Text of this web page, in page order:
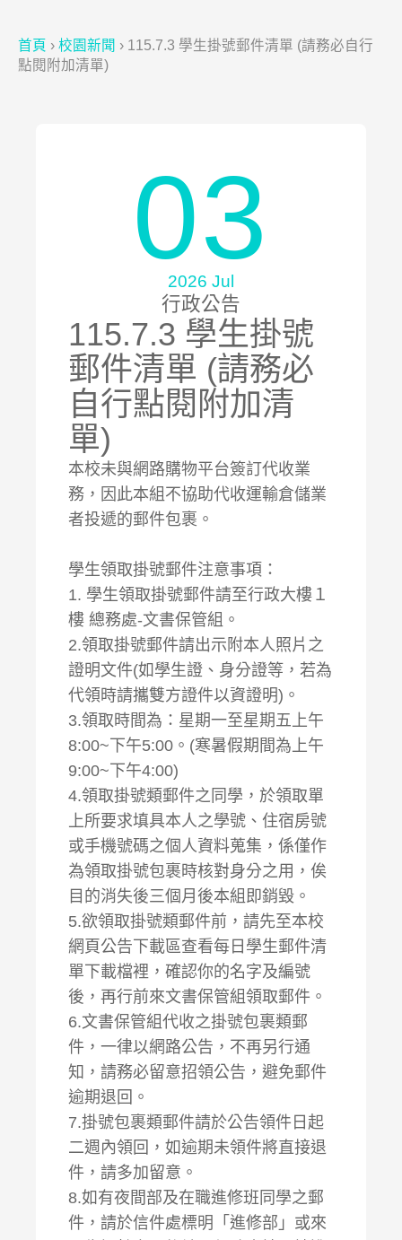
首頁 › 校園新聞 › 115.7.3 學生掛號郵件清單 (請務必自行
點閱附加清單)
03
2026 Jul
行政公告
115.7.3 學生掛號
郵件清單 (請務必
自行點閱附加清
單)
本校未與網路購物平台簽訂代收業
務，因此本組不協助代收運輸倉儲業
者投遞的郵件包裹。
學生領取掛號郵件注意事項：
1. 學生領取掛號郵件請至行政大樓１
樓 總務處-文書保管組。
2.領取掛號郵件請出示附本人照片之
證明文件(如學生證、身分證等，若為
代領時請攜雙方證件以資證明)。
3.領取時間為：星期一至星期五上午
8:00~下午5:00。(寒暑假期間為上午
9:00~下午4:00)
4.領取掛號類郵件之同學，於領取單
上所要求填具本人之學號、住宿房號
或手機號碼之個人資料蒐集，係僅作
為領取掛號包裹時核對身分之用，俟
目的消失後三個月後本組即銷毀。
5.欲領取掛號類郵件前，請先至本校
網頁公告下載區查看每日學生郵件清
單下載檔裡，確認你的名字及編號
後，再行前來文書保管組領取郵件。
6.文書保管組代收之掛號包裹類郵
件，一律以網路公告，不再另行通
知，請務必留意招領公告，避免郵件
逾期退回。
7.掛號包裹類郵件請於公告領件日起
二週內領回，如逾期未領件將直接退
件，請多加留意。
8.如有夜間部及在職進修班同學之郵
件，請於信件處標明「進修部」或來